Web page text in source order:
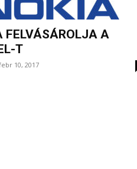
FELVÁSÁROLJA A
T
10, 2017